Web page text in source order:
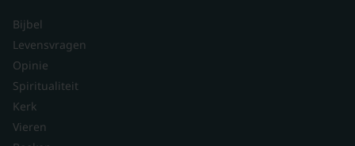
Bijbel
Levensvragen
Opinie
Spiritualiteit
Kerk
Vieren